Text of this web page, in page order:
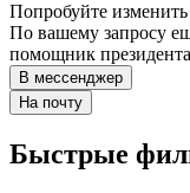
Попробуйте
По вашему запросу
помощник президента
В мессенджер
На почту
Быстрые